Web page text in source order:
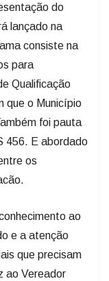
do
lançado na
consiste na
para
Qualificação
que o Município
foi pauta
456. E abordado
os
ao
e a atenção
que precisam
ao Vereador